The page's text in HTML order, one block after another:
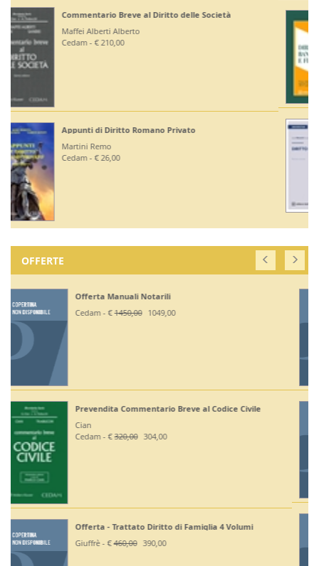
Diritto Bancario e Finanziario
Bontempi Paolo
Giuffrè - € 55,00
Diritto Costituzionale
Mezzetti Luca
Giuffrè - € 46,00
2026 - Esame Avv
Giuffrè - €375,00 330,00
Giuffrè - €195,00 185,20